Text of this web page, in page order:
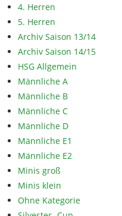
4. Herren
5. Herren
Archiv Saison 13/14
Archiv Saison 14/15
HSG Allgemein
Männliche A
Männliche B
Männliche C
Männliche D
Männliche E1
Männliche E2
Minis groß
Minis klein
Ohne Kategorie